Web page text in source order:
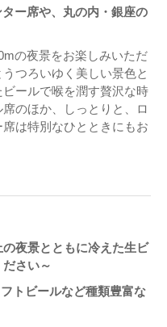
ー席や、丸の内・銀座の
の夜景をお楽しみいただ
つろいゆく美しい景色と
ールで喉を潤す贅沢な時
のほか、しっとりと、ロ
は特別なひとときにもお
の夜景とともに冷えた生ビ
さい～
トビールなど種類豊富な